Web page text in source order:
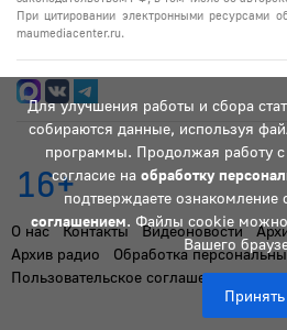
Для улучшения работы и сбора
собираются данные, используя
программы. Продолжая работу с
согласие на обработку
подтверждаете ознакомление
соглашением. Файлы cookie можно
Вашего
Принять
При цитировании электронными ресурсами
maumediacenter.ru.
16+
О нас Контакты Видеоновости
Архив радио
Обработка
Пользовательское соглашение